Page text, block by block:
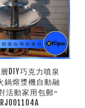
DIY巧克力噴泉
鍋熔漿機自動融
活動家用包郵-